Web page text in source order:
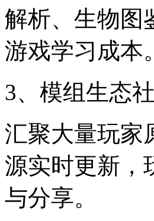
解析、生物图
游戏学习成本。
3、模组生态社
汇聚大量玩家
源实时更新，
与分享。